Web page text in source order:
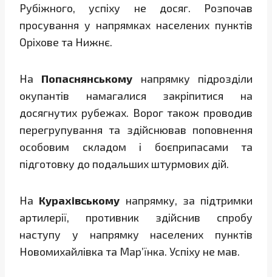
Рубіжного, успіху не досяг. Розпочав
просування у напрямках населених пунктів
Оріхове та Нижнє.
На Попаснянському напрямку підрозділи
окупантів намагалися закріпитися на
досягнутих рубежах. Ворог також проводив
перегрупування та здійснював поповнення
особовим складом і боєприпасами та
підготовку до подальших штурмових дій.
На Курахівському напрямку, за підтримки
артилерії, противник здійснив спробу
наступу у напрямку населених пунктів
Новомихайлівка та Мар’їнка. Успіху не мав.